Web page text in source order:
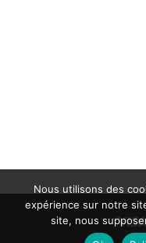
Nous utilisons des
expérience sur notre
site, nous